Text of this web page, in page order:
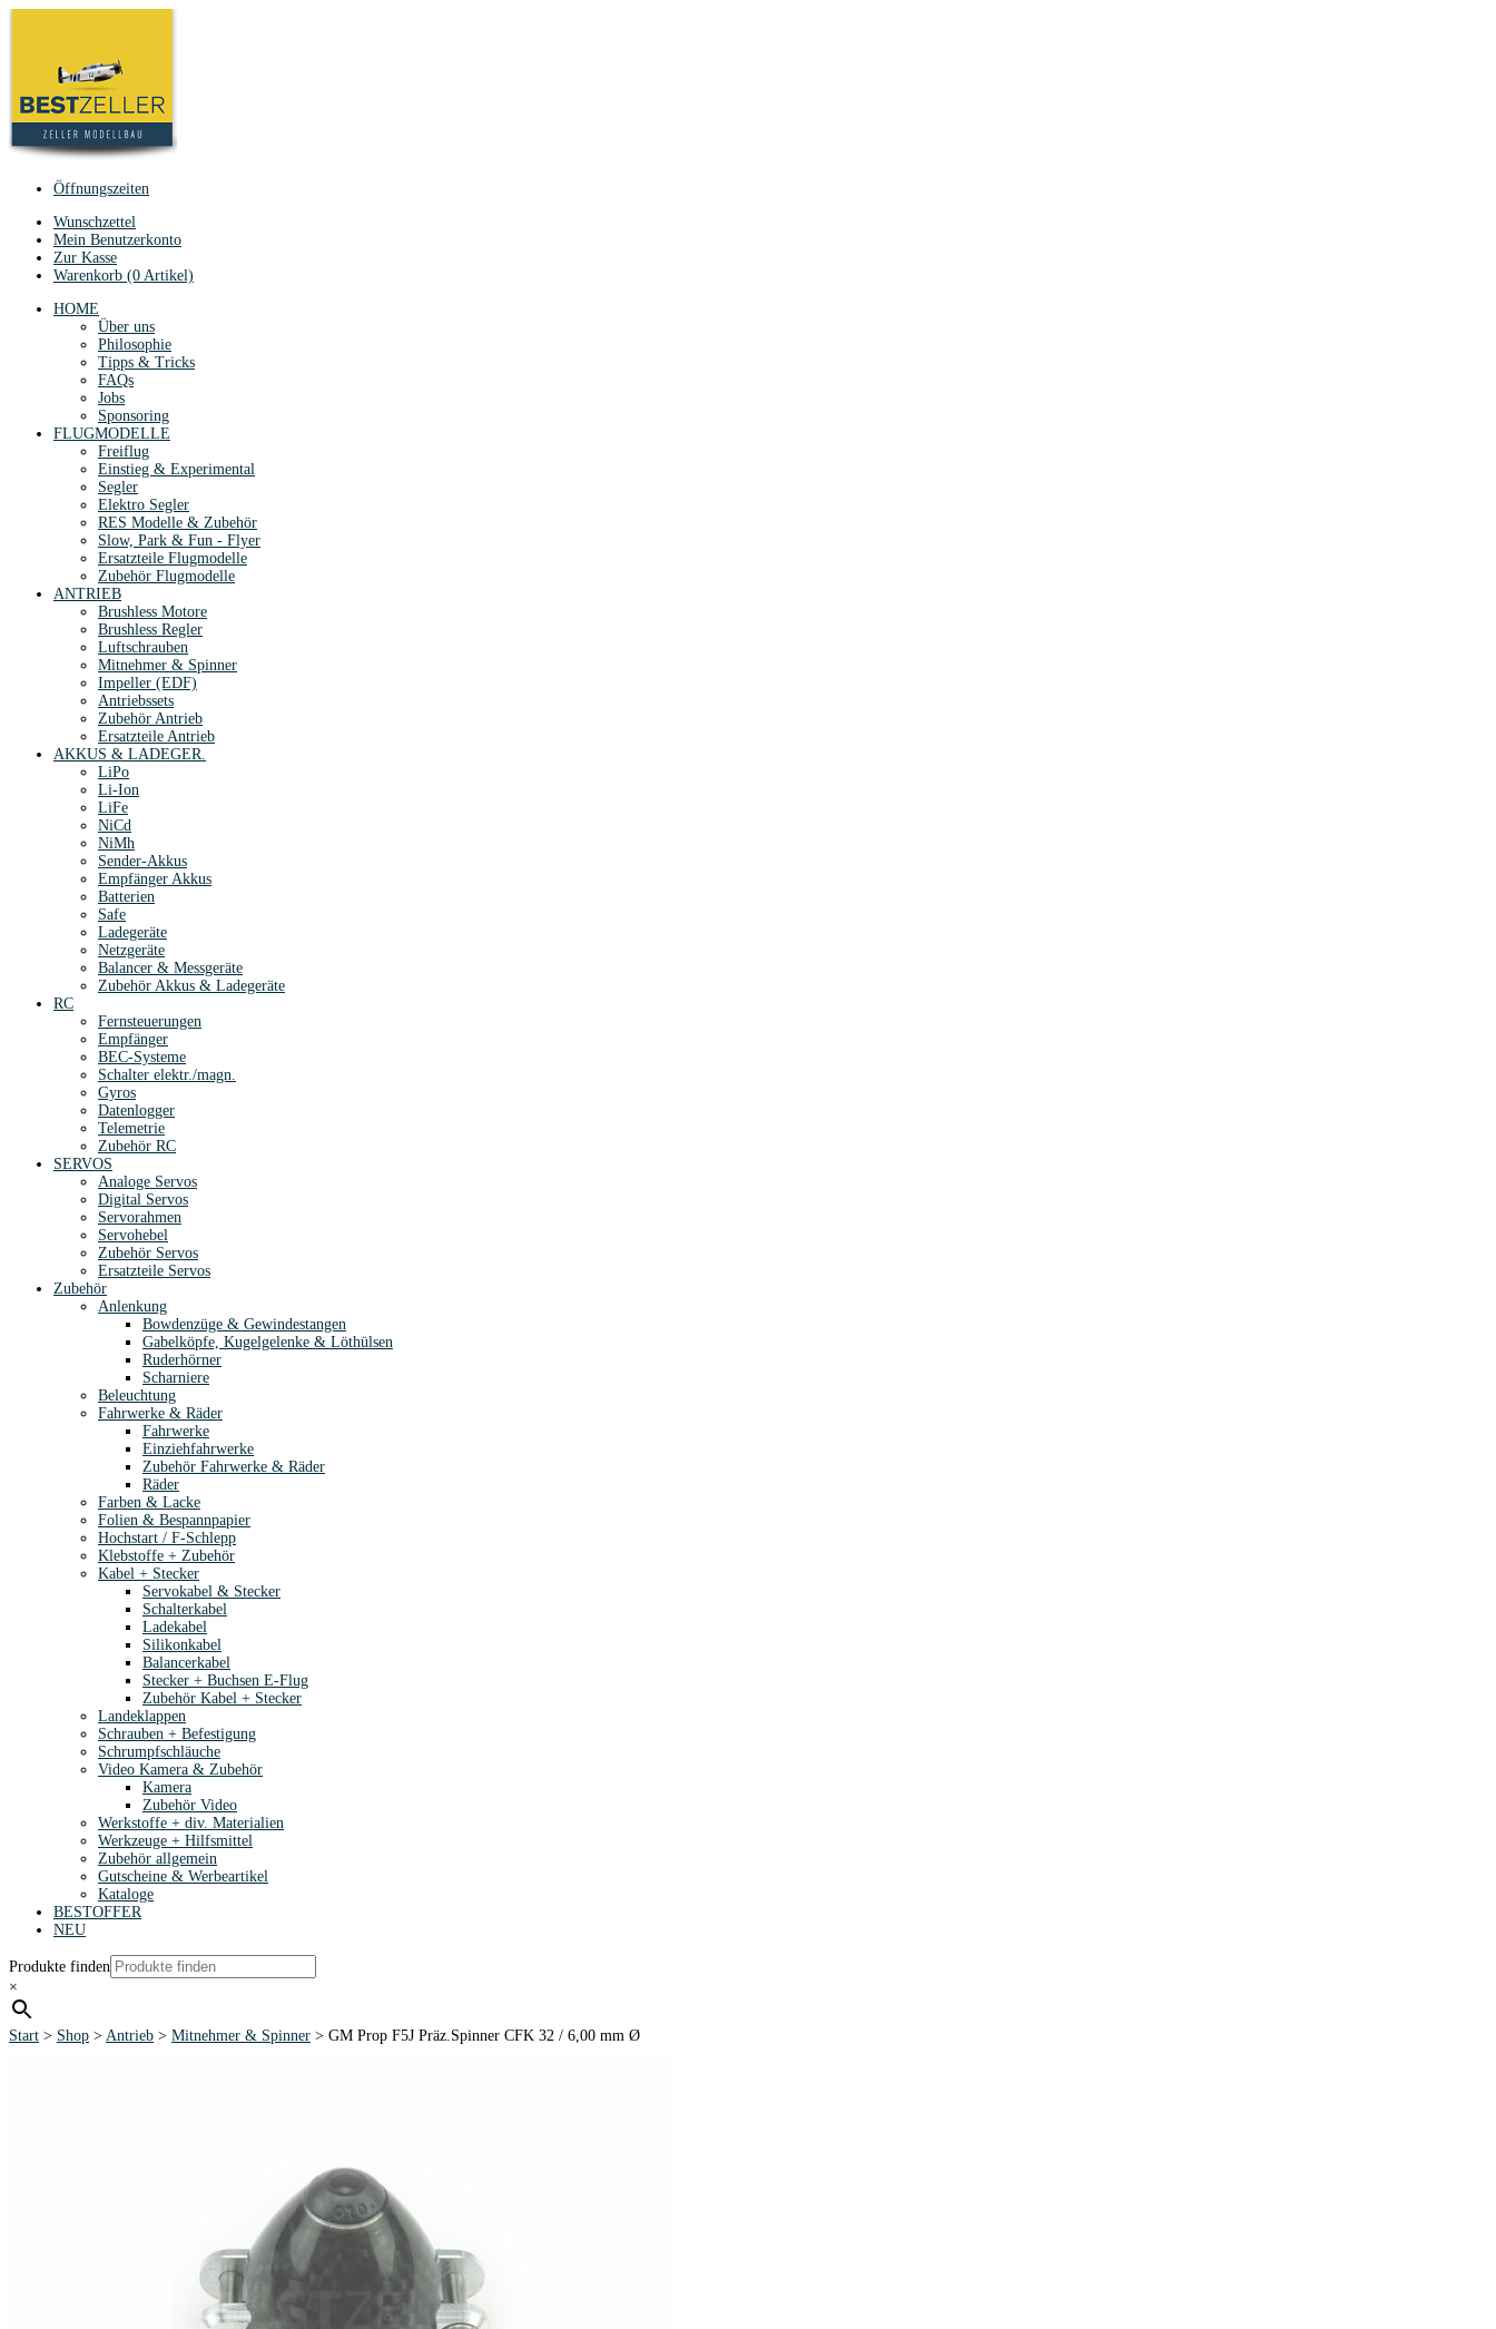
Öffnungszeiten
Wunschzettel
Mein Benutzerkonto
Zur Kasse
Warenkorb (0 Artikel)
HOME
Über uns
Philosophie
Tipps & Tricks
FAQs
Jobs
Sponsoring
FLUGMODELLE
Freiflug
Einstieg & Experimental
Segler
Elektro Segler
RES Modelle & Zubehör
Slow, Park & Fun - Flyer
Ersatzteile Flugmodelle
Zubehör Flugmodelle
ANTRIEB
Brushless Motore
Brushless Regler
Luftschrauben
Mitnehmer & Spinner
Impeller (EDF)
Antriebssets
Zubehör Antrieb
Ersatzteile Antrieb
AKKUS & LADEGER.
LiPo
Li-Ion
LiFe
NiCd
NiMh
Sender-Akkus
Empfänger Akkus
Batterien
Safe
Ladegeräte
Netzgeräte
Balancer & Messgeräte
Zubehör Akkus & Ladegeräte
RC
Fernsteuerungen
Empfänger
BEC-Systeme
Schalter elektr./magn.
Gyros
Datenlogger
Telemetrie
Zubehör RC
SERVOS
Analoge Servos
Digital Servos
Servorahmen
Servohebel
Zubehör Servos
Ersatzteile Servos
Zubehör
Anlenkung
Bowdenzüge & Gewindestangen
Gabelköpfe, Kugelgelenke & Löthülsen
Ruderhörner
Scharniere
Beleuchtung
Fahrwerke & Räder
Fahrwerke
Einziehfahrwerke
Zubehör Fahrwerke & Räder
Räder
Farben & Lacke
Folien & Bespannpapier
Hochstart / F-Schlepp
Klebstoffe + Zubehör
Kabel + Stecker
Servokabel & Stecker
Schalterkabel
Ladekabel
Silikonkabel
Balancerkabel
Stecker + Buchsen E-Flug
Zubehör Kabel + Stecker
Landeklappen
Schrauben + Befestigung
Schrumpfschläuche
Video Kamera & Zubehör
Kamera
Zubehör Video
Werkstoffe + div. Materialien
Werkzeuge + Hilfsmittel
Zubehör allgemein
Gutscheine & Werbeartikel
Kataloge
BESTOFFER
NEU
Produkte finden
×
Start > Shop > Antrieb > Mitnehmer & Spinner > GM Prop F5J Präz.Spinner CFK 32 / 6,00 mm Ø